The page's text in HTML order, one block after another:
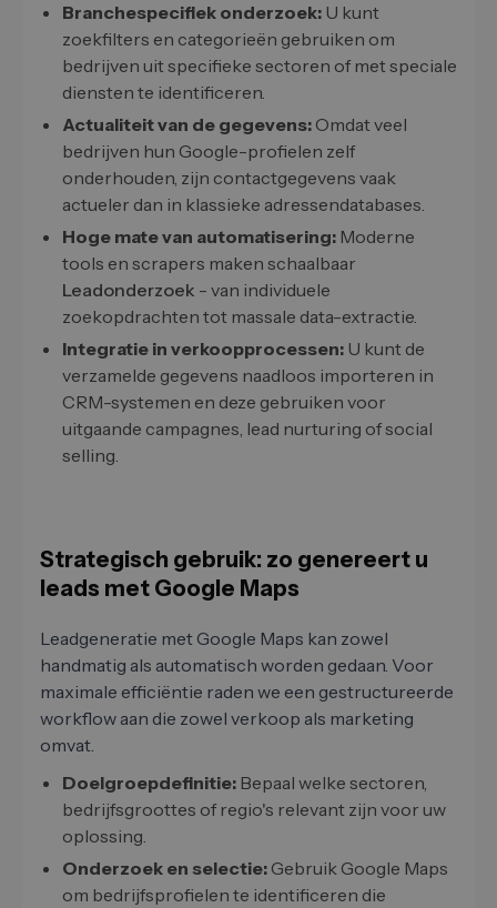
Branchespecifiek onderzoek: U kunt
zoekfilters en categorieën gebruiken om
bedrijven uit specifieke sectoren of met speciale
diensten te identificeren.
Actualiteit van de gegevens: Omdat veel
bedrijven hun Google-profielen zelf
onderhouden, zijn contactgegevens vaak
actueler dan in klassieke adressendatabases.
Hoge mate van automatisering: Moderne
tools en scrapers maken schaalbaar
Leadonderzoek - van individuele
zoekopdrachten tot massale data-extractie.
Integratie in verkoopprocessen: U kunt de
verzamelde gegevens naadloos importeren in
CRM-systemen en deze gebruiken voor
uitgaande campagnes, lead nurturing of social
selling.
Strategisch gebruik: zo genereert u
leads met Google Maps
Leadgeneratie met Google Maps kan zowel
handmatig als automatisch worden gedaan. Voor
maximale efficiëntie raden we een gestructureerde
workflow aan die zowel verkoop als marketing
omvat.
Doelgroepdefinitie: Bepaal welke sectoren,
bedrijfsgroottes of regio's relevant zijn voor uw
oplossing.
Onderzoek en selectie: Gebruik Google Maps
om bedrijfsprofielen te identificeren die